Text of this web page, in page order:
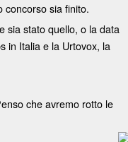
concorso sia finito.
sia stato quello, o la data
in Italia e la Urtovox, la
che avremo rotto le